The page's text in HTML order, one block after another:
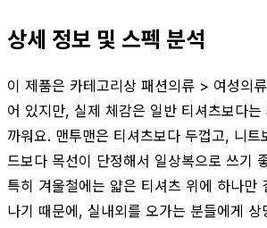
상세 정보 및 스펙 분석
이 제품은 카테고리상 패션의류 > 여성의
어 있지만, 실제 체감은 일반 티셔츠보다는
까워요. 맨투맨은 티셔츠보다 두껍고, 니
드보다 목선이 단정해서 일상복으로 쓰기
특히 겨울철에는 얇은 티셔츠 위에 하나만
나기 때문에, 실내외를 오가는 분들에게 상